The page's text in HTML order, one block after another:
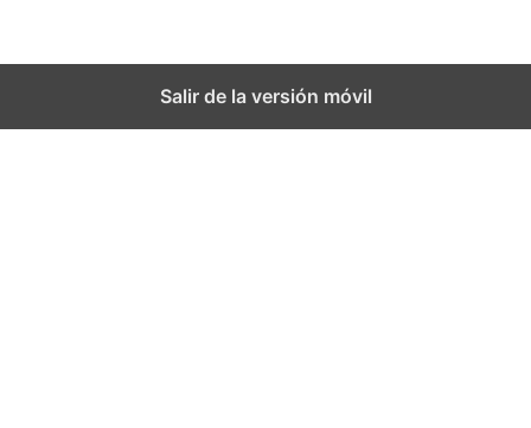
Salir de la versión móvil